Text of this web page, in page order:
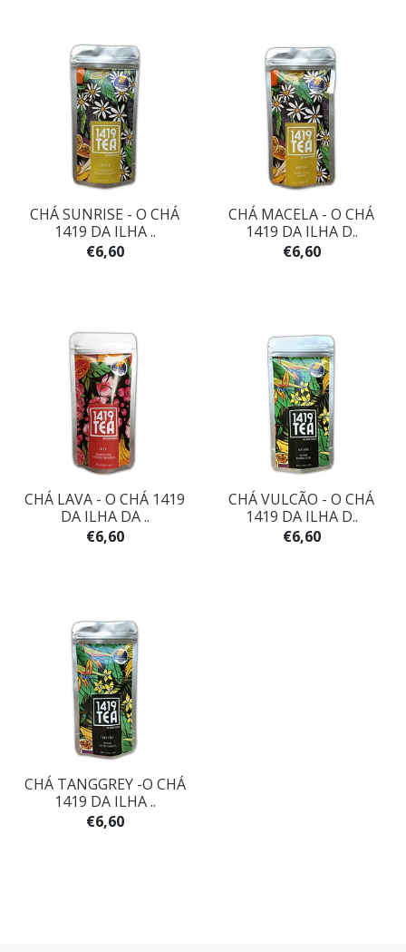
CHÁ SUNRISE - O CHÁ
1419 DA ILHA ..
€6,60
CHÁ MACELA - O CHÁ
1419 DA ILHA D..
€6,60
CHÁ LAVA - O CHÁ 1419
DA ILHA DA ..
€6,60
CHÁ VULCÃO - O CHÁ
1419 DA ILHA D..
€6,60
CHÁ TANGGREY -O CHÁ
1419 DA ILHA ..
€6,60